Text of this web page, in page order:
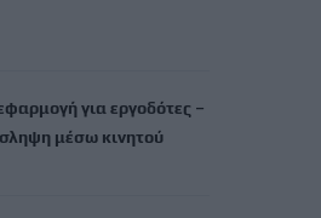
για εργοδότες –
μέσω κινητού